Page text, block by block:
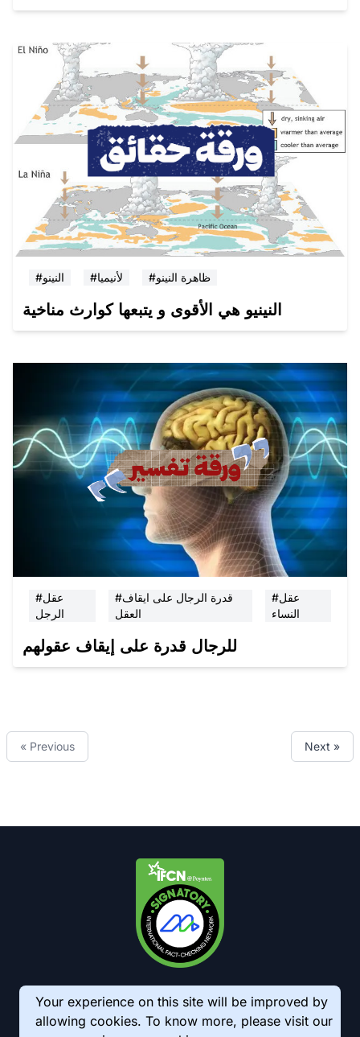
#النينو #لأنيميا #ظاهرة النينو
النينيو هي الأقوى و يتبعها كوارث مناخية
#عقل
الرجل
#قدرة الرجال على ايقاف
العقل
#عقل
النساء
للرجال قدرة على إيقاف عقولهم
« Previous Next »
Your experience on this site will be improved by
allowing cookies. To know more, please visit our